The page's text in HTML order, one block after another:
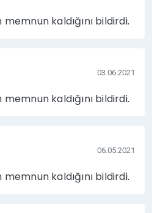
kaldığını bildirdi.
03.06.2021
kaldığını bildirdi.
06.05.2021
kaldığını bildirdi.